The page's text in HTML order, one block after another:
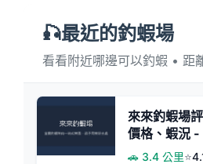
🎣最近的釣蝦場
看看附近哪邊可以釣蝦 • 距
來來釣蝦場
價格、蝦況 -
蝦樂園
🚗 3.4 公里⭐